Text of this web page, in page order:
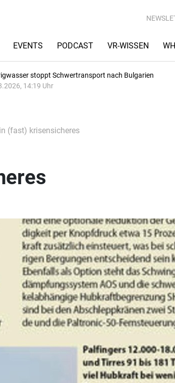
EVENTS PODCAST VR-WISSEN
stoppt Schwertransport nach Bulgarien
14:19 Uhr
(fast) krisensicheres